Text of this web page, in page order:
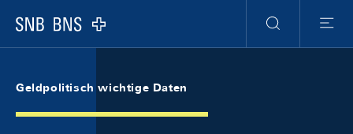
Logo
Suche
Menu
Geldpolitisch wichtige Daten